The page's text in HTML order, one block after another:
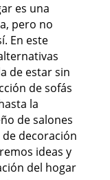
es una
pero no
En este
de estar sin
de sofás
la
de salones
decoración
ideas y
del hogar